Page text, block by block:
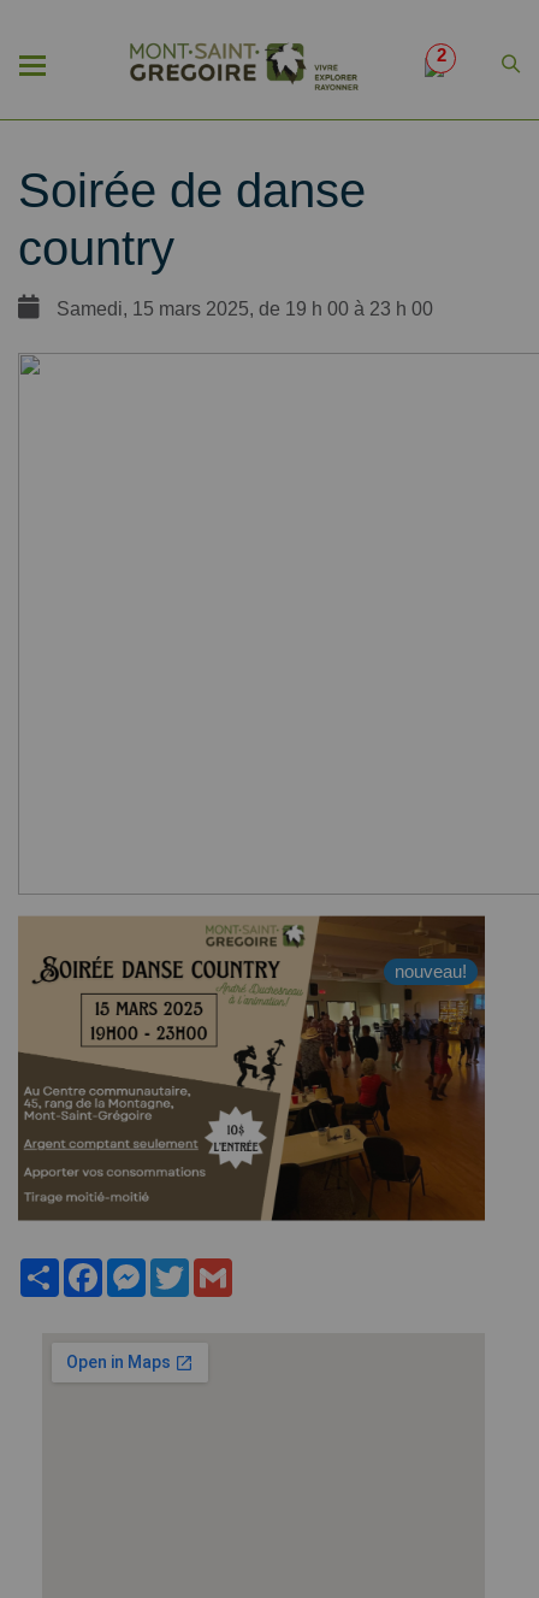
2
Soirée de danse
country
Samedi, 15 mars 2025, de 19 h 00 à 23 h 00
nouveau!
Share FacebookMessenger
Twitter